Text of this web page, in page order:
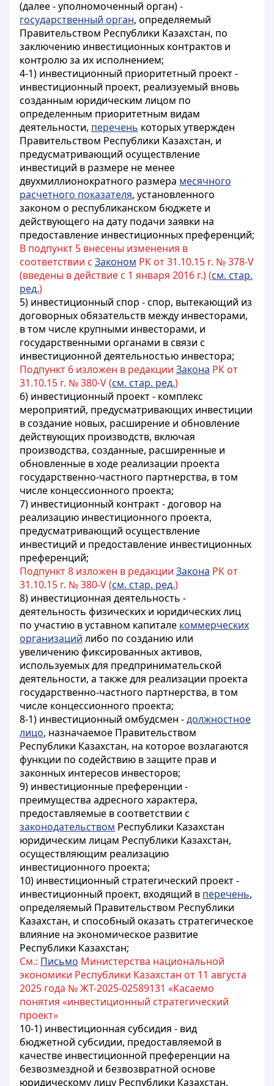
(далее - уполномоченный орган) -
государственный орган, определяемый
Правительством Республики Казахстан, по
заключению инвестиционных контрактов и
контролю за их исполнением;
4-1) инвестиционный приоритетный проект -
инвестиционный проект, реализуемый вновь
созданным юридическим лицом по
определенным приоритетным видам
деятельности, перечень которых утвержден
Правительством Республики Казахстан, и
предусматривающий осуществление
инвестиций в размере не менее
двухмиллионократного размера месячного
расчетного показателя, установленного
законом о республиканском бюджете и
действующего на дату подачи заявки на
предоставление инвестиционных преференций;
В подпункт 5 внесены изменения в
соответствии с Законом РК от 31.10.15 г. № 378-V
(введены в действие с 1 января 2016 г.) (см. стар.
ред.)
5) инвестиционный спор - спор, вытекающий из
договорных обязательств между инвесторами,
в том числе крупными инвесторами, и
государственными органами в связи с
инвестиционной деятельностью инвестора;
Подпункт 6 изложен в редакции Закона РК от
31.10.15 г. № 380-V (см. стар. ред.)
6) инвестиционный проект - комплекс
мероприятий, предусматривающих инвестиции
в создание новых, расширение и обновление
действующих производств, включая
производства, созданные, расширенные и
обновленные в ходе реализации проекта
государственно-частного партнерства, в том
числе концессионного проекта;
7) инвестиционный контракт - договор на
реализацию инвестиционного проекта,
предусматривающий осуществление
инвестиций и предоставление инвестиционных
преференций;
Подпункт 8 изложен в редакции Закона РК от
31.10.15 г. № 380-V (см. стар. ред.)
8) инвестиционная деятельность -
деятельность физических и юридических лиц
по участию в уставном капитале коммерческих
организаций либо по созданию или
увеличению фиксированных активов,
используемых для предпринимательской
деятельности, а также для реализации проекта
государственно-частного партнерства, в том
числе концессионного проекта;
8-1) инвестиционный омбудсмен -должностное
лицо, назначаемое Правительством
Республики Казахстан, на которое возлагаются
функции по содействию в защите прав и
законных интересов инвесторов;
9) инвестиционные преференции -
преимущества адресного характера,
предоставляемые в соответствии с
законодательством Республики Казахстан
юридическим лицам Республики Казахстан,
осуществляющим реализацию
инвестиционного проекта;
10) инвестиционный стратегический проект -
инвестиционный проект, входящий в перечень,
определяемый Правительством Республики
Казахстан, и способный оказать стратегическое
влияние на экономическое развитие
Республики Казахстан;
См.: Письмо Министерства национальной
экономики Республики Казахстан от 11 августа
2025 года № ЖТ-2025-02589131 «Касаемо
понятия «инвестиционный стратегический
проект»
10-1) инвестиционная субсидия - вид
бюджетной субсидии, предоставляемой в
качестве инвестиционной преференции на
безвозмездной и безвозвратной основе
юридическому лицу Республики Казахстан,